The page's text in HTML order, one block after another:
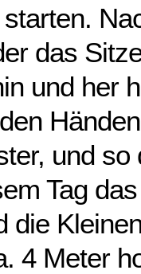
das
und her
und so
Tag
die
4 Meter